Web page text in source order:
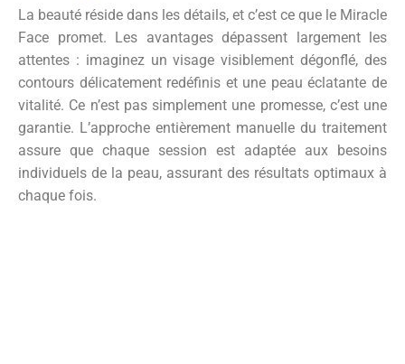
La beauté réside dans les détails, et c’est ce que le Miracle
Face promet. Les avantages dépassent largement les
attentes : imaginez un visage visiblement dégonflé, des
contours délicatement redéfinis et une peau éclatante de
vitalité. Ce n’est pas simplement une promesse, c’est une
garantie. L’approche entièrement manuelle du traitement
assure que chaque session est adaptée aux besoins
individuels de la peau, assurant des résultats optimaux à
chaque fois.